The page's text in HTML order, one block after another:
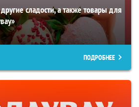
сладости, а также товары для
ПОДРОБНЕЕ